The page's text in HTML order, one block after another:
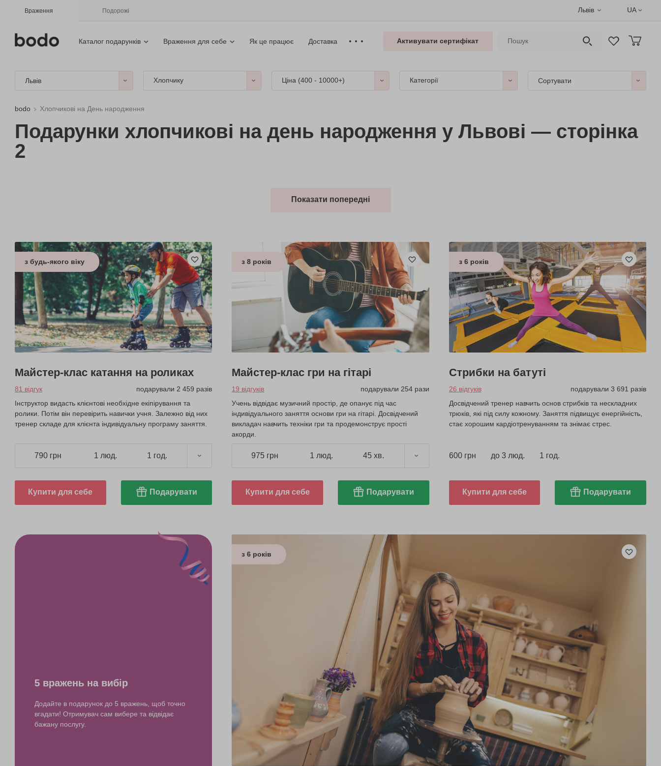
Враження Подорожі Львів UA
Каталог подарунків Враження для себе Як це працює Доставка Активувати сертифікат
Львів Хлопчику Ціна (400 - 10000+) Категорії Сортувати
bodo Хлопчикові на День народження
Подарунки хлопчикові на день народження у Львові — сторінка
2
Показати попередні
з будь-якого віку
Майстер-клас катання на роликах
81 відгук
подарували 2 459 разів
Інструктор видасть клієнтові необхідне екіпірування та
ролики. Потім він перевірить навички учня. Залежно від них
тренер складе для клієнта індивідуальну програму заняття.
790 грн 1 люд. 1 год.
Купити для себе Подарувати
з 8 років
Майстер-клас гри на гітарі
19 відгуків
подарували 254 рази
Учень відвідає музичний простір, де опанує під час
індивідуального заняття основи гри на гітарі. Досвідчений
викладач навчить техніки гри та продемонструє прості
акорди.
975 грн 1 люд. 45 хв.
Купити для себе Подарувати
з 6 років
Стрибки на батуті
26 відгуків
подарували 3 691 разів
Досвідчений тренер навчить основ стрибків та нескладних
трюків, які під силу кожному. Заняття підвищує енергійність,
стає хорошим кардіотренуванням та знімає стрес.
600 грн до 3 люд. 1 год.
Купити для себе Подарувати
5 вражень на вибір
Додайте в подарунок до 5 вражень, щоб точно
вгадати! Отримувач сам вибере та відвідає
бажану послугу.
з 6 років